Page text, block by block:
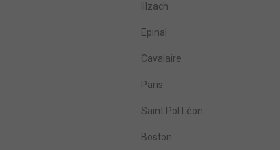
Illzach
Epinal
Cavalaire
Paris
Saint Pol Léon
Boston